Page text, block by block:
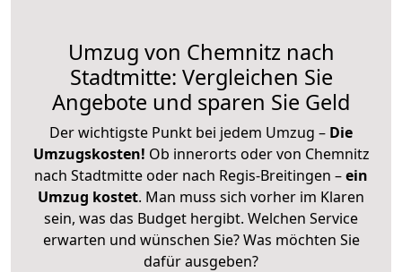
Umzug von Chemnitz nach
Stadtmitte: Vergleichen Sie
Angebote und sparen Sie Geld
Der wichtigste Punkt bei jedem Umzug – Die
Umzugskosten! Ob innerorts oder von Chemnitz
nach Stadtmitte oder nach Regis-Breitingen –ein
Umzug kostet. Man muss sich vorher im Klaren
sein, was das Budget hergibt. Welchen Service
erwarten und wünschen Sie? Was möchten Sie
dafür ausgeben?